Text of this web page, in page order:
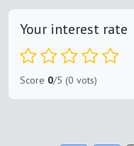
Your interest rate
Score 0/5 (0 vots)